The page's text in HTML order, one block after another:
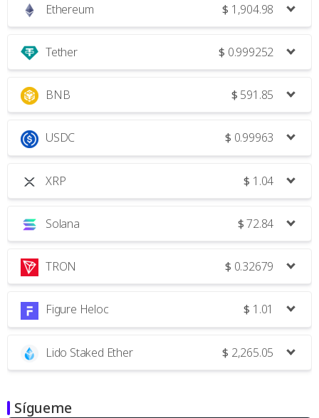
Ethereum $ 1,904.98
Tether $ 0.999252
BNB $ 591.85
USDC $ 0.99963
XRP $ 1.04
Solana $72.84
TRON $ 0.32679
Figure Heloc $ 1.01
Lido Staked Ether $ 2,265.05
Sígueme